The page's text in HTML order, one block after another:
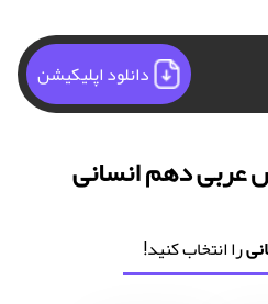
دانلود اپلیکیشن
عربی دهم انسانی
را انتخاب کنید!